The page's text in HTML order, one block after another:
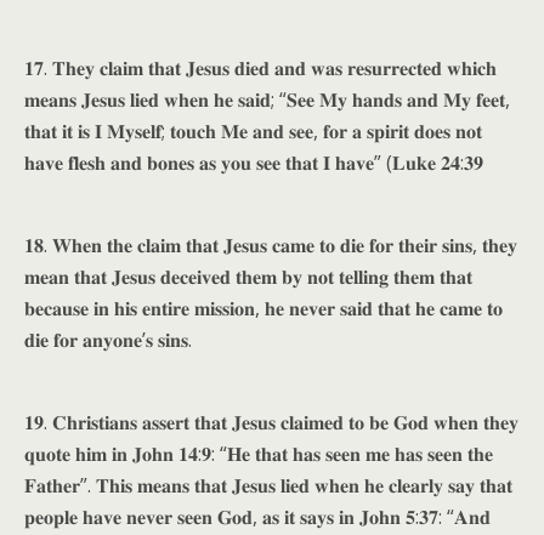
𝟏𝟕. 𝐓𝐡𝐞𝐲 𝐜𝐥𝐚𝐢𝐦 𝐭𝐡𝐚𝐭 𝐉𝐞𝐬𝐮𝐬 𝐝𝐢𝐞𝐝 𝐚𝐧𝐝 𝐰𝐚𝐬 𝐫𝐞𝐬𝐮𝐫𝐫𝐞𝐜𝐭𝐞𝐝 𝐰𝐡𝐢𝐜𝐡
𝐦𝐞𝐚𝐧𝐬 𝐉𝐞𝐬𝐮𝐬 𝐥𝐢𝐞𝐝 𝐰𝐡𝐞𝐧 𝐡𝐞 𝐬𝐚𝐢𝐝; “𝐒𝐞𝐞 𝐌𝐲 𝐡𝐚𝐧𝐝𝐬 𝐚𝐧𝐝 𝐌𝐲 𝐟𝐞𝐞𝐭,
𝐭𝐡𝐚𝐭 𝐢𝐭 𝐢𝐬 𝐈 𝐌𝐲𝐬𝐞𝐥𝐟; 𝐭𝐨𝐮𝐜𝐡 𝐌𝐞 𝐚𝐧𝐝 𝐬𝐞𝐞, 𝐟𝐨𝐫 𝐚 𝐬𝐩𝐢𝐫𝐢𝐭 𝐝𝐨𝐞𝐬 𝐧𝐨𝐭
𝐡𝐚𝐯𝐞 𝐟𝐥𝐞𝐬𝐡 𝐚𝐧𝐝 𝐛𝐨𝐧𝐞𝐬 𝐚𝐬 𝐲𝐨𝐮 𝐬𝐞𝐞 𝐭𝐡𝐚𝐭 𝐈 𝐡𝐚𝐯𝐞” (𝐋𝐮𝐤𝐞 𝟐𝟒:𝟑𝟗
𝟏𝟖. 𝐖𝐡𝐞𝐧 𝐭𝐡𝐞 𝐜𝐥𝐚𝐢𝐦 𝐭𝐡𝐚𝐭 𝐉𝐞𝐬𝐮𝐬 𝐜𝐚𝐦𝐞 𝐭𝐨 𝐝𝐢𝐞 𝐟𝐨𝐫 𝐭𝐡𝐞𝐢𝐫 𝐬𝐢𝐧𝐬, 𝐭𝐡𝐞𝐲
𝐦𝐞𝐚𝐧 𝐭𝐡𝐚𝐭 𝐉𝐞𝐬𝐮𝐬 𝐝𝐞𝐜𝐞𝐢𝐯𝐞𝐝 𝐭𝐡𝐞𝐦 𝐛𝐲 𝐧𝐨𝐭 𝐭𝐞𝐥𝐥𝐢𝐧𝐠 𝐭𝐡𝐞𝐦 𝐭𝐡𝐚𝐭
𝐛𝐞𝐜𝐚𝐮𝐬𝐞 𝐢𝐧 𝐡𝐢𝐬 𝐞𝐧𝐭𝐢𝐫𝐞 𝐦𝐢𝐬𝐬𝐢𝐨𝐧, 𝐡𝐞 𝐧𝐞𝐯𝐞𝐫 𝐬𝐚𝐢𝐝 𝐭𝐡𝐚𝐭 𝐡𝐞 𝐜𝐚𝐦𝐞 𝐭𝐨
𝐝𝐢𝐞 𝐟𝐨𝐫 𝐚𝐧𝐲𝐨𝐧𝐞’𝐬 𝐬𝐢𝐧𝐬.
𝟏𝟗. 𝐂𝐡𝐫𝐢𝐬𝐭𝐢𝐚𝐧𝐬 𝐚𝐬𝐬𝐞𝐫𝐭 𝐭𝐡𝐚𝐭 𝐉𝐞𝐬𝐮𝐬 𝐜𝐥𝐚𝐢𝐦𝐞𝐝 𝐭𝐨 𝐛𝐞 𝐆𝐨𝐝 𝐰𝐡𝐞𝐧 𝐭𝐡𝐞𝐲
𝐪𝐮𝐨𝐭𝐞 𝐡𝐢𝐦 𝐢𝐧 𝐉𝐨𝐡𝐧 𝟏𝟒:𝟗: “𝐇𝐞 𝐭𝐡𝐚𝐭 𝐡𝐚𝐬 𝐬𝐞𝐞𝐧 𝐦𝐞 𝐡𝐚𝐬 𝐬𝐞𝐞𝐧 𝐭𝐡𝐞
𝐅𝐚𝐭𝐡𝐞𝐫”. 𝐓𝐡𝐢𝐬 𝐦𝐞𝐚𝐧𝐬 𝐭𝐡𝐚𝐭 𝐉𝐞𝐬𝐮𝐬 𝐥𝐢𝐞𝐝 𝐰𝐡𝐞𝐧 𝐡𝐞 𝐜𝐥𝐞𝐚𝐫𝐥𝐲 𝐬𝐚𝐲 𝐭𝐡𝐚𝐭
𝐩𝐞𝐨𝐩𝐥𝐞 𝐡𝐚𝐯𝐞 𝐧𝐞𝐯𝐞𝐫 𝐬𝐞𝐞𝐧 𝐆𝐨𝐝, 𝐚𝐬 𝐢𝐭 𝐬𝐚𝐲𝐬 𝐢𝐧 𝐉𝐨𝐡𝐧 𝟓:𝟑𝟕: “𝐀𝐧𝐝